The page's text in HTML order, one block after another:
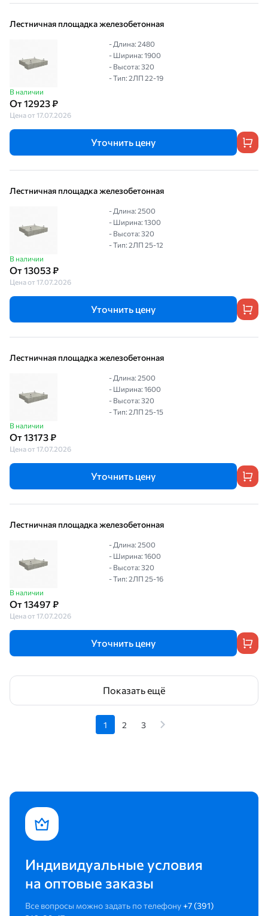
Лестничная площадка железобетонная
В наличии
От 12923 ₽
Цена от 17.07.2026
- Длина: 2480
- Ширина: 1900
- Высота: 320
- Тип: 2ЛП 22-19
Уточнить цену
Лестничная площадка железобетонная
В наличии
От 13053 ₽
Цена от 17.07.2026
- Длина: 2500
- Ширина: 1300
- Высота: 320
- Тип: 2ЛП 25-12
Уточнить цену
Лестничная площадка железобетонная
В наличии
От 13173 ₽
Цена от 17.07.2026
- Длина: 2500
- Ширина: 1600
- Высота: 320
- Тип: 2ЛП 25-15
Уточнить цену
Лестничная площадка железобетонная
В наличии
От 13497 ₽
Цена от 17.07.2026
- Длина: 2500
- Ширина: 1600
- Высота: 320
- Тип: 2ЛП 25-16
Уточнить цену
Показать ещё
1 2 3
Индивидуальные условия
на оптовые заказы
Все вопросы можно задать по телефону +7 (391)